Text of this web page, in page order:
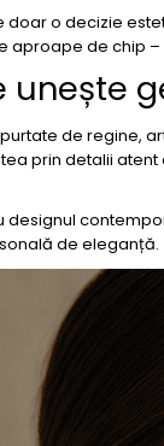
o decizie
de chip
unește
de regine,
prin detalii atent
designul
de eleganță.